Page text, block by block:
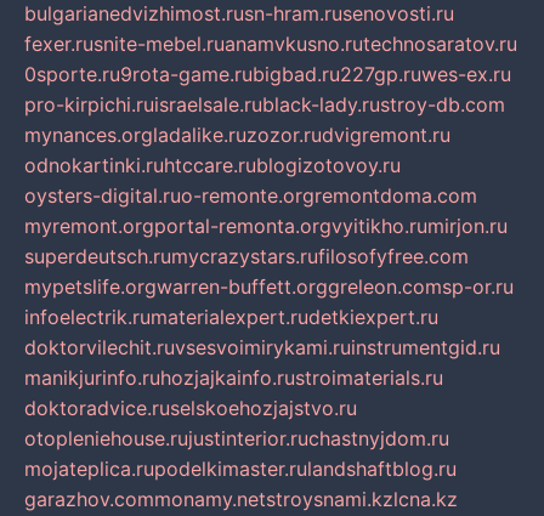
bulgarianedvizhimost.rusn-hram.rusenovosti.ru
fexer.rusnite-mebel.ruanamvkusno.rutechnosaratov.ru
0sporte.ru9rota-game.rubigbad.ru227gp.ruwes-ex.ru
pro-kirpichi.ruisraelsale.rublack-lady.rustroy-db.com
mynances.orgladalike.ruzozor.rudvigremont.ru
odnokartinki.ruhtccare.rublogizotovoy.ru
oysters-digital.ruo-remonte.orgremontdoma.com
myremont.orgportal-remonta.orgvyitikho.rumirjon.ru
superdeutsch.rumycrazystars.rufilosofyfree.com
mypetslife.orgwarren-buffett.orggreleon.comsp-or.ru
infoelectrik.rumaterialexpert.rudetkiexpert.ru
doktorvilechit.ruvsesvoimirykami.ruinstrumentgid.ru
manikjurinfo.ruhozjajkainfo.rustroimaterials.ru
doktoradvice.ruselskoehozjajstvo.ru
otopleniehouse.rujustinterior.ruchastnyjdom.ru
mojateplica.rupodelkimaster.rulandshaftblog.ru
garazhov.commonamy.netstroysnami.kzlcna.kz